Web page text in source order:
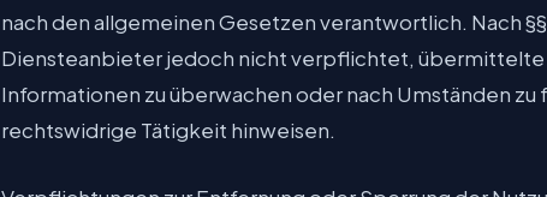
nach den allgemeinen Gesetzen verantwortlich. Nach §§
Diensteanbieter jedoch nicht verpflichtet,
Informationen zu überwachen oder nach Umständen zu
rechtswidrige Tätigkeit hinweisen.